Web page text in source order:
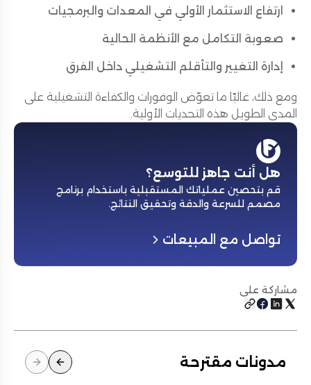
ارتفاع الاستثمار الأولي في المعدات والبرمجيات
صعوبة التكامل مع الأنظمة الحالية
إدارة التغيير والتأقلم التشغيلي داخل الفرق
ومع ذلك، غالبًا ما تعوّض الوفورات والكفاءة التشغيلية على
المدى الطويل هذه التحديات الأولية.
هل أنت جاهز للتوسع؟
قم بتحصين عملياتك المستقبلية باستخدام برنامج
مصمم للسرعة والدقة وتحقيق النتائج.
تواصل مع المبيعات
مشاركة على
مدونات مقترحة